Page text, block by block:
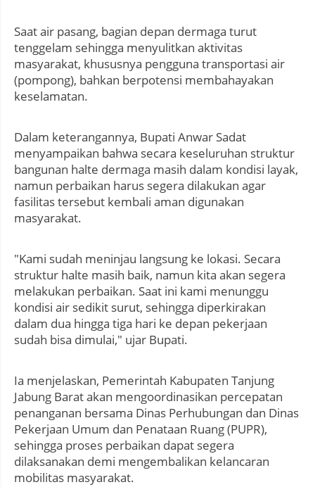
Saat air pasang, bagian depan dermaga turut
tenggelam sehingga menyulitkan aktivitas
masyarakat, khususnya pengguna transportasi air
(pompong), bahkan berpotensi membahayakan
keselamatan.
Dalam keterangannya, Bupati Anwar Sadat
menyampaikan bahwa secara keseluruhan struktur
bangunan halte dermaga masih dalam kondisi layak,
namun perbaikan harus segera dilakukan agar
fasilitas tersebut kembali aman digunakan
masyarakat.
"Kami sudah meninjau langsung ke lokasi. Secara
struktur halte masih baik, namun kita akan segera
melakukan perbaikan. Saat ini kami menunggu
kondisi air sedikit surut, sehingga diperkirakan
dalam dua hingga tiga hari ke depan pekerjaan
sudah bisa dimulai," ujar Bupati.
Ia menjelaskan, Pemerintah Kabupaten Tanjung
Jabung Barat akan mengoordinasikan percepatan
penanganan bersama Dinas Perhubungan dan Dinas
Pekerjaan Umum dan Penataan Ruang (PUPR),
sehingga proses perbaikan dapat segera
dilaksanakan demi mengembalikan kelancaran
mobilitas masyarakat.